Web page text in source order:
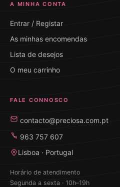
A MINHA CONTA
Entrar / Registar
As minhas encomendas
Lista de desejos
O meu carrinho
FALE CONNOSCO
contacto@preciosa.com.pt
963 757 607
Lisboa · Portugal
Horário de atendimento
Segunda a sexta · 10h–19h